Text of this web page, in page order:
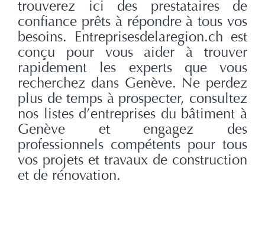
trouverez ici des prestataires de
confiance prêts à répondre à tous vos
besoins. Entreprisesdelaregion.ch est
conçu pour vous aider à trouver
rapidement les experts que vous
recherchez dans Genève. Ne perdez
plus de temps à prospecter, consultez
nos listes d’entreprises du bâtiment à
Genève et engagez des
professionnels compétents pour tous
vos projets et travaux de construction
et de rénovation.